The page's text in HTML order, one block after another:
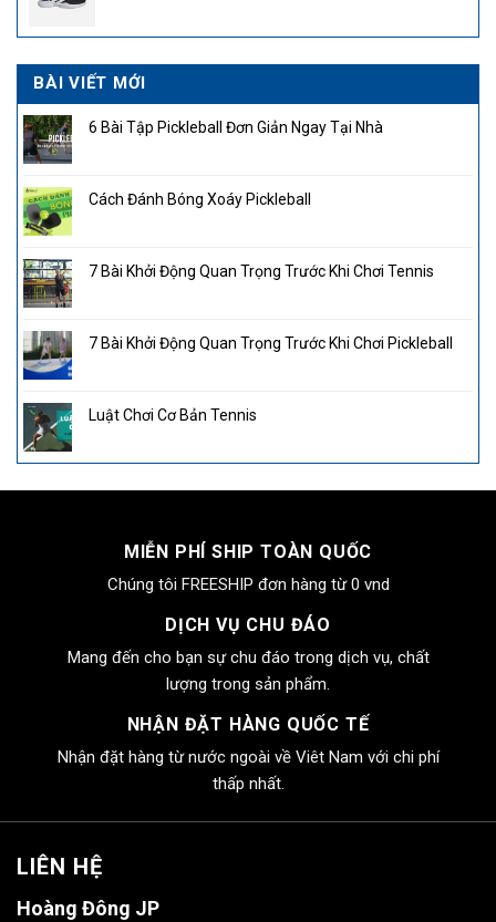
BÀI VIẾT MỚI
6 Bài Tập Pickleball Đơn Giản Ngay Tại Nhà
Cách Đánh Bóng Xoáy Pickleball
7 Bài Khởi Động Quan Trọng Trước Khi Chơi Tennis
7 Bài Khởi Động Quan Trọng Trước Khi Chơi Pickleball
Luật Chơi Cơ Bản Tennis
MIỄN PHÍ SHIP TOÀN QUỐC
Chúng tôi FREESHIP đơn hàng từ 0 vnd
DỊCH VỤ CHU ĐÁO
Mang đến cho bạn sự chu đáo trong dịch vụ, chất
lượng trong sản phẩm.
NHẬN ĐẶT HÀNG QUỐC TẾ
Nhận đặt hàng từ nước ngoài về Viêt Nam với chi phí
thấp nhất.
LIÊN HỆ
Hoàng Đông JP